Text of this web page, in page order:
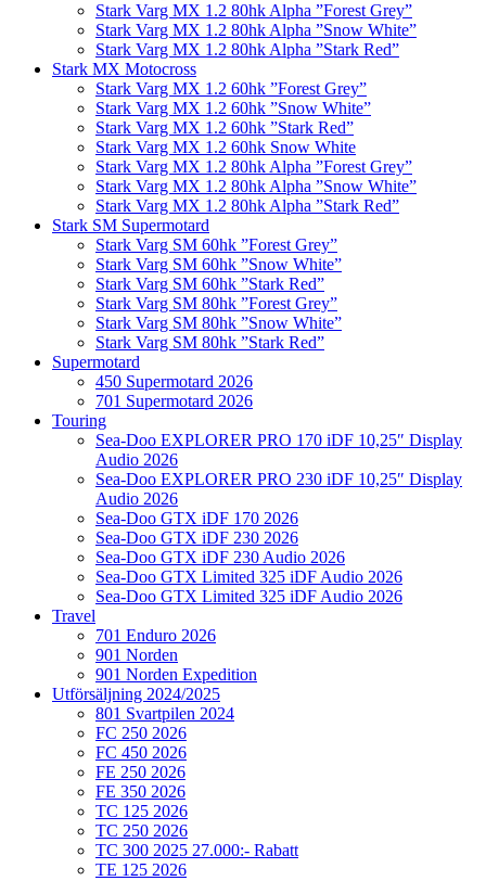
Stark Varg MX 1.2 80hk Alpha ”Forest Grey”
Stark Varg MX 1.2 80hk Alpha ”Snow White”
Stark Varg MX 1.2 80hk Alpha ”Stark Red”
Stark MX Motocross
Stark Varg MX 1.2 60hk ”Forest Grey”
Stark Varg MX 1.2 60hk ”Snow White”
Stark Varg MX 1.2 60hk ”Stark Red”
Stark Varg MX 1.2 60hk Snow White
Stark Varg MX 1.2 80hk Alpha ”Forest Grey”
Stark Varg MX 1.2 80hk Alpha ”Snow White”
Stark Varg MX 1.2 80hk Alpha ”Stark Red”
Stark SM Supermotard
Stark Varg SM 60hk ”Forest Grey”
Stark Varg SM 60hk ”Snow White”
Stark Varg SM 60hk ”Stark Red”
Stark Varg SM 80hk ”Forest Grey”
Stark Varg SM 80hk ”Snow White”
Stark Varg SM 80hk ”Stark Red”
Supermotard
450 Supermotard 2026
701 Supermotard 2026
Touring
Sea-Doo EXPLORER PRO 170 iDF 10,25″ Display
Audio 2026
Sea-Doo EXPLORER PRO 230 iDF 10,25″ Display
Audio 2026
Sea-Doo GTX iDF 170 2026
Sea-Doo GTX iDF 230 2026
Sea-Doo GTX iDF 230 Audio 2026
Sea-Doo GTX Limited 325 iDF Audio 2026
Sea-Doo GTX Limited 325 iDF Audio 2026
Travel
701 Enduro 2026
901 Norden
901 Norden Expedition
Utförsäljning 2024/2025
801 Svartpilen 2024
FC 250 2026
FC 450 2026
FE 250 2026
FE 350 2026
TC 125 2026
TC 250 2026
TC 300 2025 27.000:- Rabatt
TE 125 2026